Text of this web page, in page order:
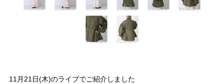
11月21日(木)のライブでご紹介しました